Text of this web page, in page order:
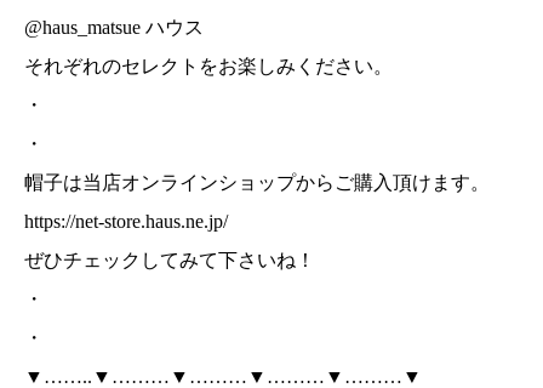
@haus_matsue ハウス
それぞれのセレクトをお楽しみください。
・
・
帽子は当店オンラインショップからご購入頂けます。
https://net-store.haus.ne.jp/
ぜひチェックしてみて下さいね！
・
・
▼……..▼………▼………▼………▼………▼